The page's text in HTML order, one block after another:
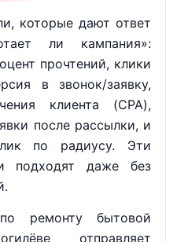
которые дают ответ
ли кампания»:
прочтений, клики
в звонок/заявку,
клиента (CPA),
после рассылки, и
по радиусу. Эти
подходят даже без
ремонту бытовой
отправляет